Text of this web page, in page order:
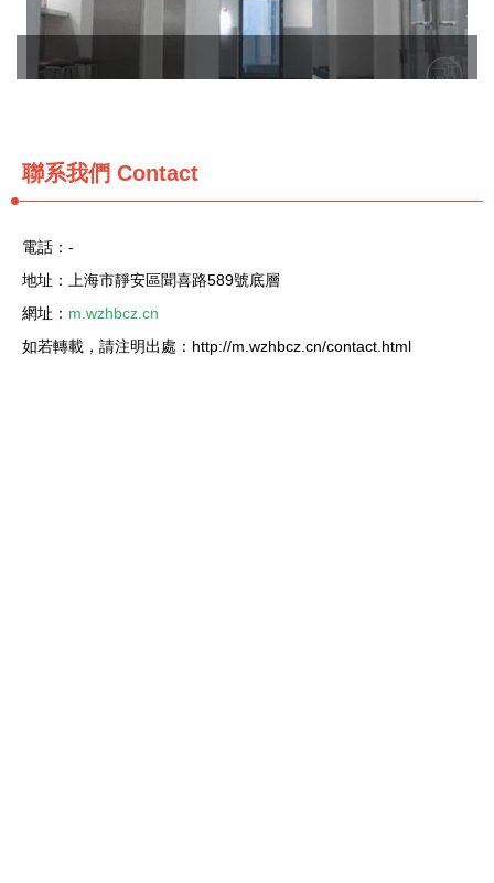
聯系我們 Contact
電話：-
地址：上海市靜安區聞喜路589號底層
網址： m.wzhbcz.cn
如若轉載，請注明出處：http://m.wzhbcz.cn/contact.html